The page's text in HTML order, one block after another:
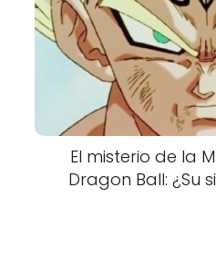
El misterio de la
Dragon Ball: ¿Su